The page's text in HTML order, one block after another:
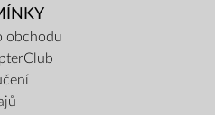
obchodu